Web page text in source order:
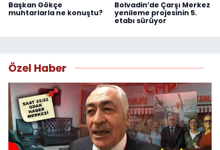
Başkan Gökçe
muhtarlarla ne konuştu?
Bolvadin’de Çarşı Merkez
yenileme projesinin 5.
etabı sürüyor
Özel Haber